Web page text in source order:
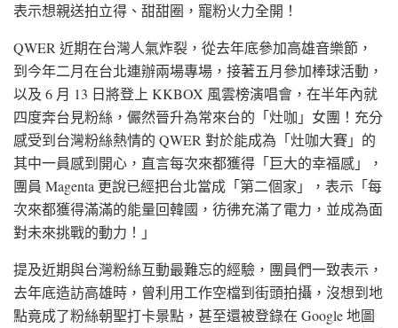
表示想親送拍立得、甜甜圈，寵粉火力全開！
QWER 近期在台灣人氣炸裂，從去年底參加高雄音樂節，
到今年二月在台北連辦兩場專場，接著五月參加棒球活動，
以及 6 月 13 日將登上 KKBOX 風雲榜演唱會，在半年內就
四度奔台見粉絲，儼然晉升為常來台的「灶咖」女團！充分
感受到台灣粉絲熱情的 QWER 對於能成為「灶咖大賽」的
其中一員感到開心，直言每次來都獲得「巨大的幸福感」，
團員 Magenta 更說已經把台北當成「第二個家」，表示「每
次來都獲得滿滿的能量回韓國，彷彿充滿了電力，並成為面
對未來挑戰的動力！」
提及近期與台灣粉絲互動最難忘的經驗，團員們一致表示，
去年底造訪高雄時，曾利用工作空檔到街頭拍攝，沒想到地
點竟成了粉絲朝聖打卡景點，甚至還被登錄在 Google 地圖